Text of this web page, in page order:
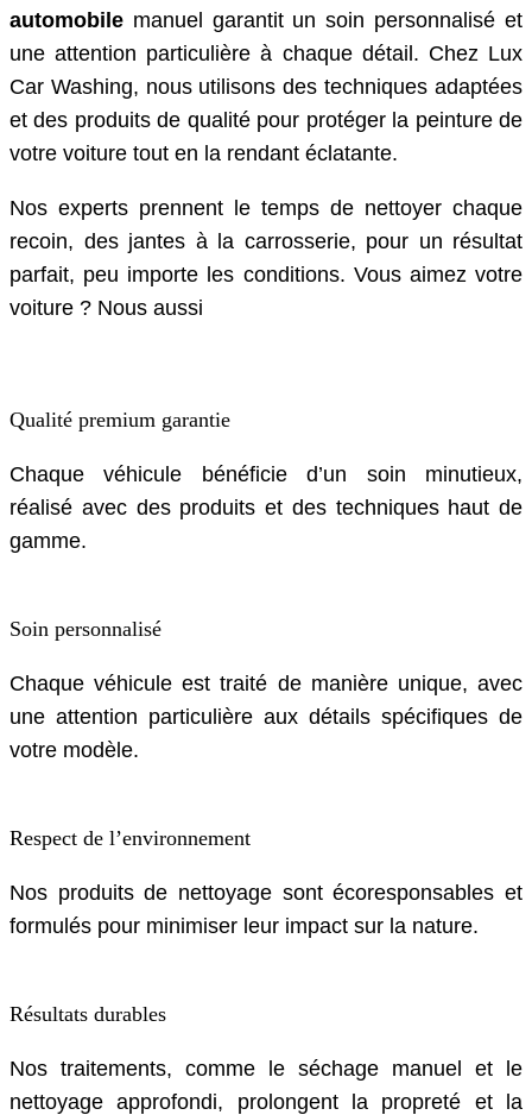
automobile manuel garantit un soin personnalisé et
une attention particulière à chaque détail. Chez Lux
Car Washing, nous utilisons des techniques adaptées
et des produits de qualité pour protéger la peinture de
votre voiture tout en la rendant éclatante.
Nos experts prennent le temps de nettoyer chaque
recoin, des jantes à la carrosserie, pour un résultat
parfait, peu importe les conditions. Vous aimez votre
voiture ? Nous aussi
Qualité premium garantie
Chaque véhicule bénéficie d’un soin minutieux,
réalisé avec des produits et des techniques haut de
gamme.
Soin personnalisé
Chaque véhicule est traité de manière unique, avec
une attention particulière aux détails spécifiques de
votre modèle.
Respect de l’environnement
Nos produits de nettoyage sont écoresponsables et
formulés pour minimiser leur impact sur la nature.
Résultats durables
Nos traitements, comme le séchage manuel et le
nettoyage approfondi, prolongent la propreté et la